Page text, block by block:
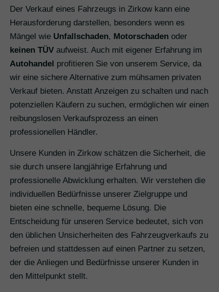
Der Verkauf eines Fahrzeugs in Zirkow kann eine
Herausforderung darstellen, besonders wenn es
Mängel wie Unfallschaden, Motorschaden oder
keinen TÜV aufweist. Auch mit eigener Erfahrung im
Autohandel profitieren Sie von unserem Service, da
wir eine sichere Alternative zum mühsamen privaten
Verkauf bieten. Anstatt Anzeigen zu schalten und nach
potenziellen Käufern zu suchen, ermöglichen wir einen
reibungslosen Verkaufsprozess an einen
professionellen Händler.
Unsere Kunden in Zirkow schätzen die Sicherheit, die
sie durch unsere langjährige Erfahrung und
professionelle Abwicklung erhalten. Wir verstehen die
individuellen Bedürfnisse unserer Zielgruppe und
bieten eine schnelle, bequeme Lösung. Die
Entscheidung für unseren Service bedeutet, sich von
den üblichen Unsicherheiten des Fahrzeugverkaufs zu
befreien und stattdessen auf einen Partner zu setzen,
der die Anliegen und Bedürfnisse unserer Kunden in
den Mittelpunkt stellt.